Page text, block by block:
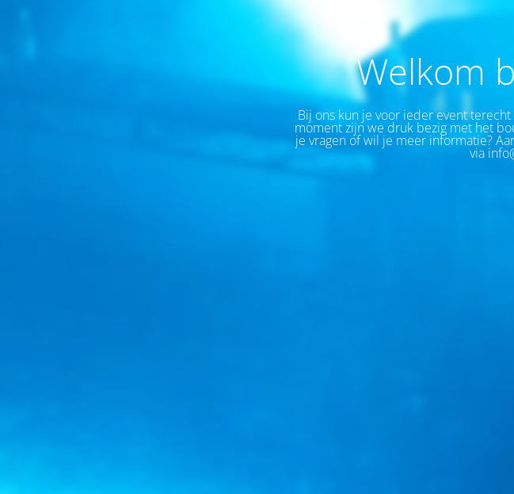
Welkom
Bij ons kun je voor ieder eventterecht
moment zijn we druk bezig met het
je vragen of wil je meer informatie?
via